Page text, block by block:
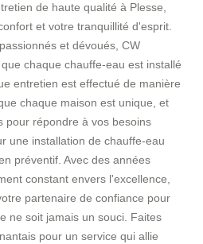
de haute qualité à Plesse,
et votre tranquillité d'esprit.
et dévoués, CW
chaque chauffe-eau est installé
entretien est effectué de manière
chaque maison est unique, et
pour répondre à vos besoins
une installation de chauffe-eau
préventif. Avec des années
constant envers l'excellence,
partenaire de confiance pour
ne soit jamais un souci. Faites
pour un service qui allie